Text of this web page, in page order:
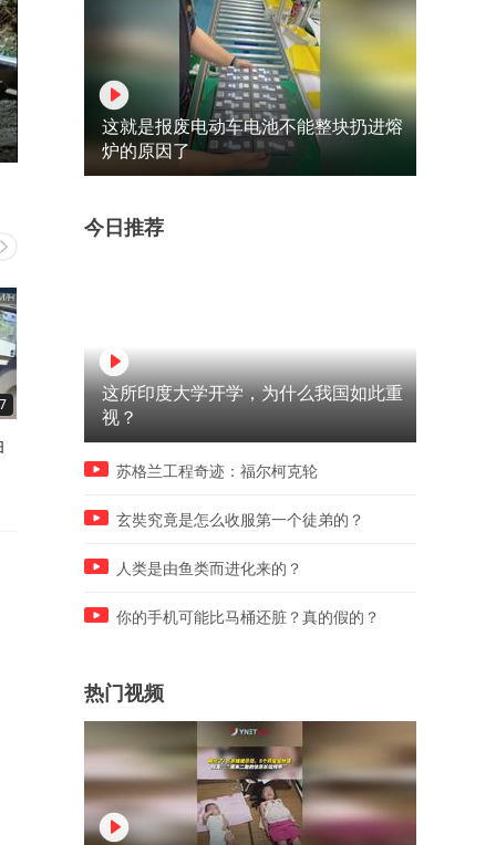
08:04
2022春节档5部影片爆炸点
评，不怕剧透的抓紧上车！
83岁大叔是河南临颍县人支
大西北到甘肃如今铁路退休
这就是报废电动车电池不能整块扔进熔
炉的原因了
今日推荐
这所印度大学开学，为什么我国如此重
视？
苏格兰工程奇迹：福尔柯克轮
玄奘究竟是怎么收服第一个徒弟的？
人类是由鱼类而进化来的？
你的手机可能比马桶还脏？真的假的？
热门视频